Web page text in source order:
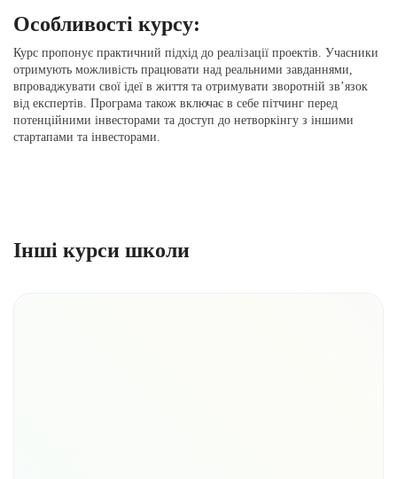
Особливості курсу:
Курс пропонує практичний підхід до реалізації проектів. Учасники
отримують можливість працювати над реальними завданнями,
впроваджувати свої ідеї в життя та отримувати зворотній зв’язок
від експертів. Програма також включає в себе пітчинг перед
потенційними інвесторами та доступ до нетворкінгу з іншими
стартапами та інвесторами.
Інші курси школи